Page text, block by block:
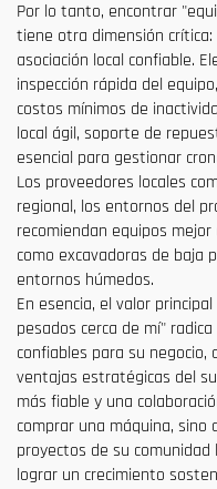
Por lo tanto, encontrar
tiene otra dimensión
asociación local confiable.
inspección rápida del
costos mínimos de
local ágil, soporte de
esencial para gestionar
Los proveedores locales
regional, los entornos del
recomiendan equipos
como excavadoras de baja
entornos húmedos.
En esencia, el valor
pesados cerca de mí"
confiables para su
ventajas estratégicas del
más fiable y una
comprar una máquina, sino
proyectos de su
lograr un crecimiento